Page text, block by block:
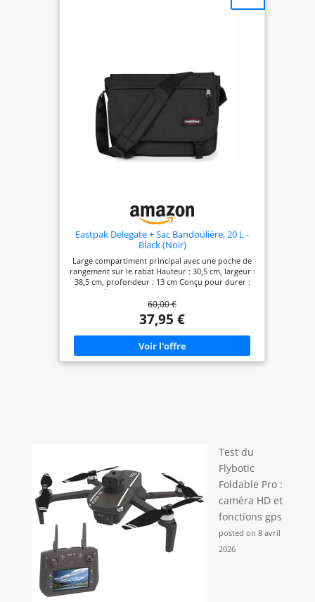
séparateurs
minimaux
Eastpak Delegate + Sac Bandoulière, 20 L -
Black (Noir)
Large compartiment principal avec une poche de
rangement sur le rabat Hauteur : 30,5 cm, largeur :
38,5 cm, profondeur : 13 cm Conçu pour durer :
fabriqué dans un tissu 100% nylon Transportez
tout votre matériel informatique : peut même
contenir un ordinateur 17 pouces dans la housse
rembourrée
60,00 €
37,95 €
Test du
Flybotic
Foldable Pro :
caméra HD et
fonctions gps
posted on 8 avril
2026